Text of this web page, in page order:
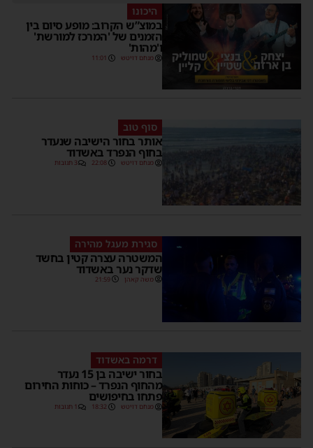
היכונו
במוצ”ש הקרוב: מופע סיום בין
הזמנים של 'המרכז למורשת'
ו'מהות'
מנחם דויטש 11:01
סוף טוב
אותר בחור הישיבה שנעדר
בחוף הנפרד באשדוד
מנחם דויטש 22:08 3 תגובות
סגירת מעגל מהירה
המשטרה עצרה קטין בחשד
שדקר נער באשדוד
משה קאהן 21:59
דרמה באשדוד
בחור ישיבה בן 15 נעדר
מהחוף הנפרד – כוחות החירום
פתחו בחיפושים
מנחם דויטש 18:32 1 תגובות